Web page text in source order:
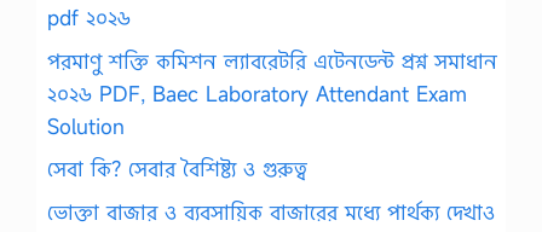
pdf ২০২৬
পরমাণু শক্তি কমিশন ল্যাবরেটরি এটেনডেন্ট প্রশ্ন সমাধান
২০২৬ PDF, Baec Laboratory Attendant Exam
Solution
সেবা কি? সেবার বৈশিষ্ট্য ও গুরুত্ব
ভোক্তা বাজার ও ব্যবসায়িক বাজারের মধ্যে পার্থক্য দেখাও